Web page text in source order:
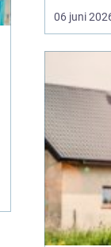
praktisk og
rummer
samtidig
måske
familien.
06 juni